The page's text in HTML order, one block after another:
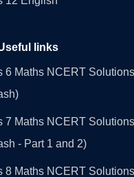
links
6 Maths NCERT
7 Maths NCERT
- Part 1 and 2)
8 Maths NCERT